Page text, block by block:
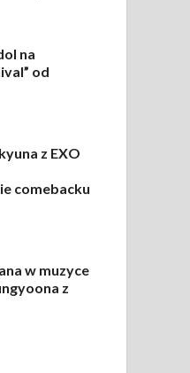
na
od
z EXO
comebacku
w muzyce
z